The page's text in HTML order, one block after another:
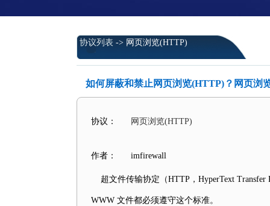
协议列表 -> 网页浏览(HTTP)
如何屏蔽和禁止网页浏览(HTTP)？网页浏
协议： 网页浏览(HTTP)
作者： imfirewall
超文件传输协定（HTTP，HyperText
WWW 文件都必须遵守这个标准。